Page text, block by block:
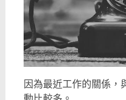
因為最近工作的關係，